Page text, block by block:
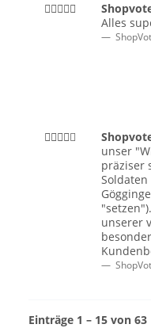
Alles
unser
präziser
Soldaten
unserer
Einträge 1 – 15 von 63